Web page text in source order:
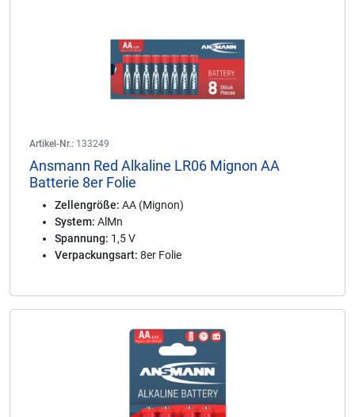
Artikel-Nr.: 133249
Ansmann Red Alkaline LR06 Mignon AA
Batterie 8er Folie
Zellengröße: AA (Mignon)
System: AlMn
Spannung: 1,5 V
Verpackungsart: 8er Folie